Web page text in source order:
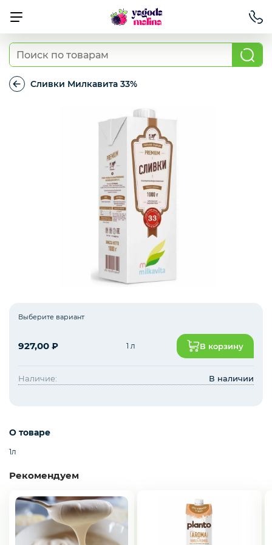
Ягода свежая
Овощи свежие
Авокадо, батат, спаржа свежая
Замороженное пюре из ягод и фруктов
Сливки Милкавита 33%
Выберите вариант
927,00 ₽ 1 л В корзину
Наличие: В наличии
О товаре
1л
Рекомендуем